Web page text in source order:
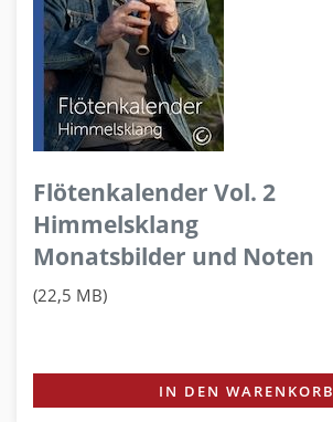
Flötenkalender Vol. 2
Himmelsklang
Monatsbilder und Noten
(22,5 MB)
IN DEN WARENKORB